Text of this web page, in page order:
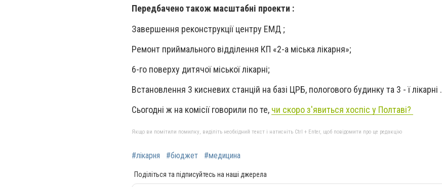
Передбачено також масштабні проекти :
Завершення реконструкції центру ЕМД ;
Ремонт приймального відділення КП «2-а міська лікарня»;
6-го поверху дитячої міської лікарні;
Встановлення 3 кисневих станцій на базі ЦРБ, пологового будинку та 3 - ї лікарні .
Сьогодні ж на комісії говорили по те, чи скоро з'явиться хоспіс у Полтаві?
Якщо ви помітили помилку, виділіть необхідний текст і натисніть Ctrl + Enter, щоб повідомити про це редакцію
#лікарня #бюджет #медицина
Поділіться та підписуйтесь на наші джерела